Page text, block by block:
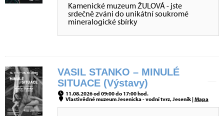
Kamenické muzeum ŽULOVÁ - jste
srdečně zváni do unikátní soukromé
mineralogické sbírky
VASIL STANKO – MINULÉ
SITUACE (Výstavy)
11.08.2026 od 09:00 do 17:00 hod.
Vlastivědné muzeum Jesenicka - vodní tvrz, Jeseník |Mapa